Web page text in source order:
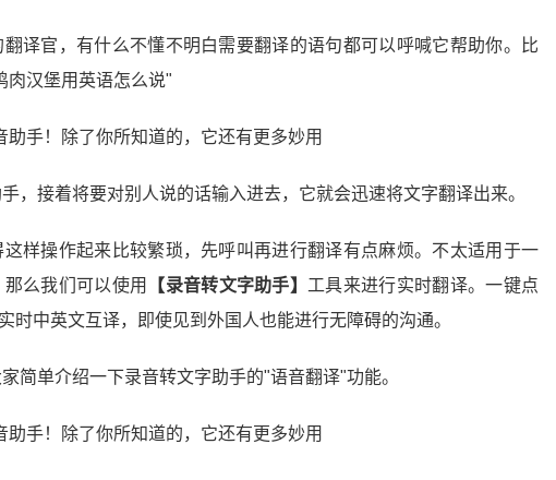
译官，有什么不懂不明白需要翻译的语句都可以呼喊它帮助你。比
肉汉堡用英语怎么说"
，接着将要对别人说的话输入进去，它就会迅速将文字翻译出来。
这样操作起来比较繁琐，先呼叫再进行翻译有点麻烦。不太适用于一
么我们可以使用
【录音转文字助手】 工具来进行实时翻译。一键点
时中英文互译，即使见到外国人也能进行无障碍的沟通。
简单介绍一下录音转文字助手的"语音翻译"功能。